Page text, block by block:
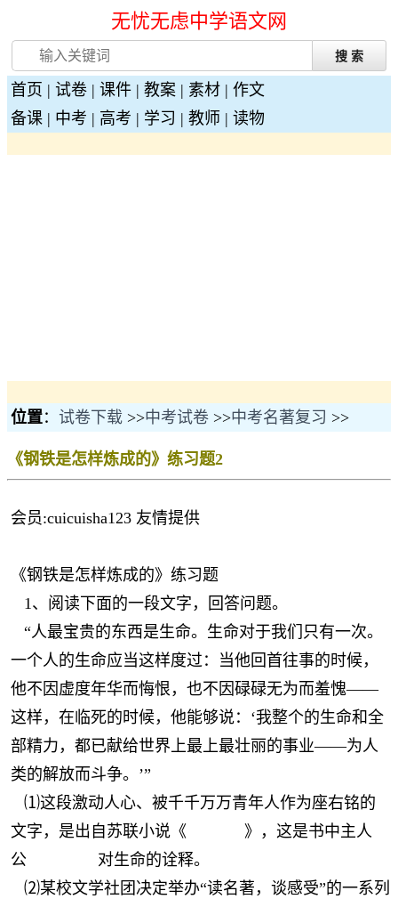
无忧无虑中学语文网
首页 | 试卷 | 课件 | 教案 | 素材 | 作文
备课 | 中考 | 高考 | 学习 | 教师 | 读物
位置： 试卷下载 >>中考试卷 >>中考名著复习 >>
《钢铁是怎样炼成的》练习题2
会员:cuicuisha123 友情提供
《钢铁是怎样炼成的》练习题
1、阅读下面的一段文字，回答问题。
“人最宝贵的东西是生命。生命对于我们只有一次。
一个人的生命应当这样度过：当他回首往事的时候，
他不因虚度年华而悔恨，也不因碌碌无为而羞愧——
这样，在临死的时候，他能够说：‘我整个的生命和全
部精力，都已献给世界上最上最壮丽的事业——为人
类的解放而斗争。’”
⑴这段激动人心、被千千万万青年人作为座右铭的
文字，是出自苏联小说《 》，这是书中主人
公 对生命的诠释。
⑵某校文学社团决定举办“读名著，谈感受”的一系列